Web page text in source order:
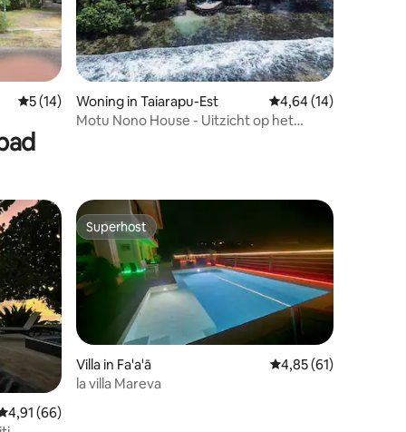
Gemiddelde beoordeling van 5 uit 5, 14 recensies
5 (14)
Woning in Taiarapu-Est Gemiddelde
4,64 (14)
Motu Nono House - Uitzicht op het
beoordeling van 4,91 uit 5, 66 recensies
4,91 (66)
Superhost
Superhost
Villa in Fa'a'ā Gemiddelde
4,85 (61)
la villa Mareva